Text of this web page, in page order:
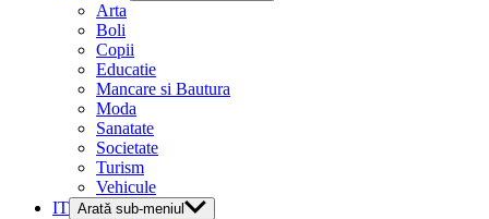
Arta
Boli
Copii
Educatie
Mancare si Bautura
Moda
Sanatate
Societate
Turism
Vehicule
IT Arată sub-meniul